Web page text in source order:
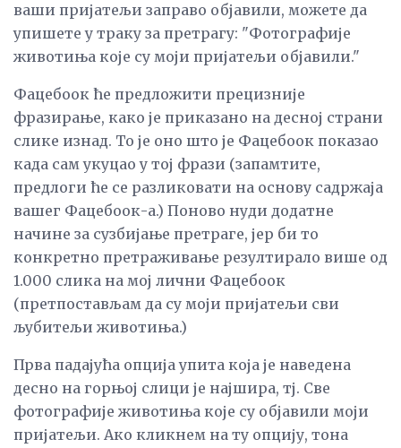
ваши пријатељи заправо објавили, можете да
упишете у траку за претрагу: "Фотографије
животиња које су моји пријатељи објавили."
Фацебоок ће предложити прецизније
фразирање, како је приказано на десној страни
слике изнад. То је оно што је Фацебоок показао
када сам укуцао у тој фрази (запамтите,
предлоги ће се разликовати на основу садржаја
вашег Фацебоок-а.) Поново нуди додатне
начине за сузбијање претраге, јер би то
конкретно претраживање резултирало више од
1.000 слика на мој лични Фацебоок
(претпостављам да су моји пријатељи сви
љубитељи животиња.)
Прва падајућа опција упита која је наведена
десно на горњој слици је најшира, тј. Све
фотографије животиња које су објавили моји
пријатељи. Ако кликнем на ту опцију, тона